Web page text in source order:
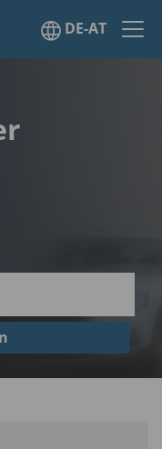
DE-AT